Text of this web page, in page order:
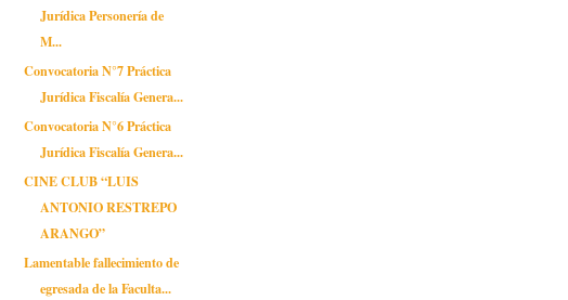
Jurídica Personería de
M...
Convocatoria N°7 Práctica
Jurídica Fiscalía Genera...
Convocatoria N°6 Práctica
Jurídica Fiscalía Genera...
CINE CLUB “LUIS
ANTONIO RESTREPO
ARANGO”
Lamentable fallecimiento de
egresada de la Faculta...